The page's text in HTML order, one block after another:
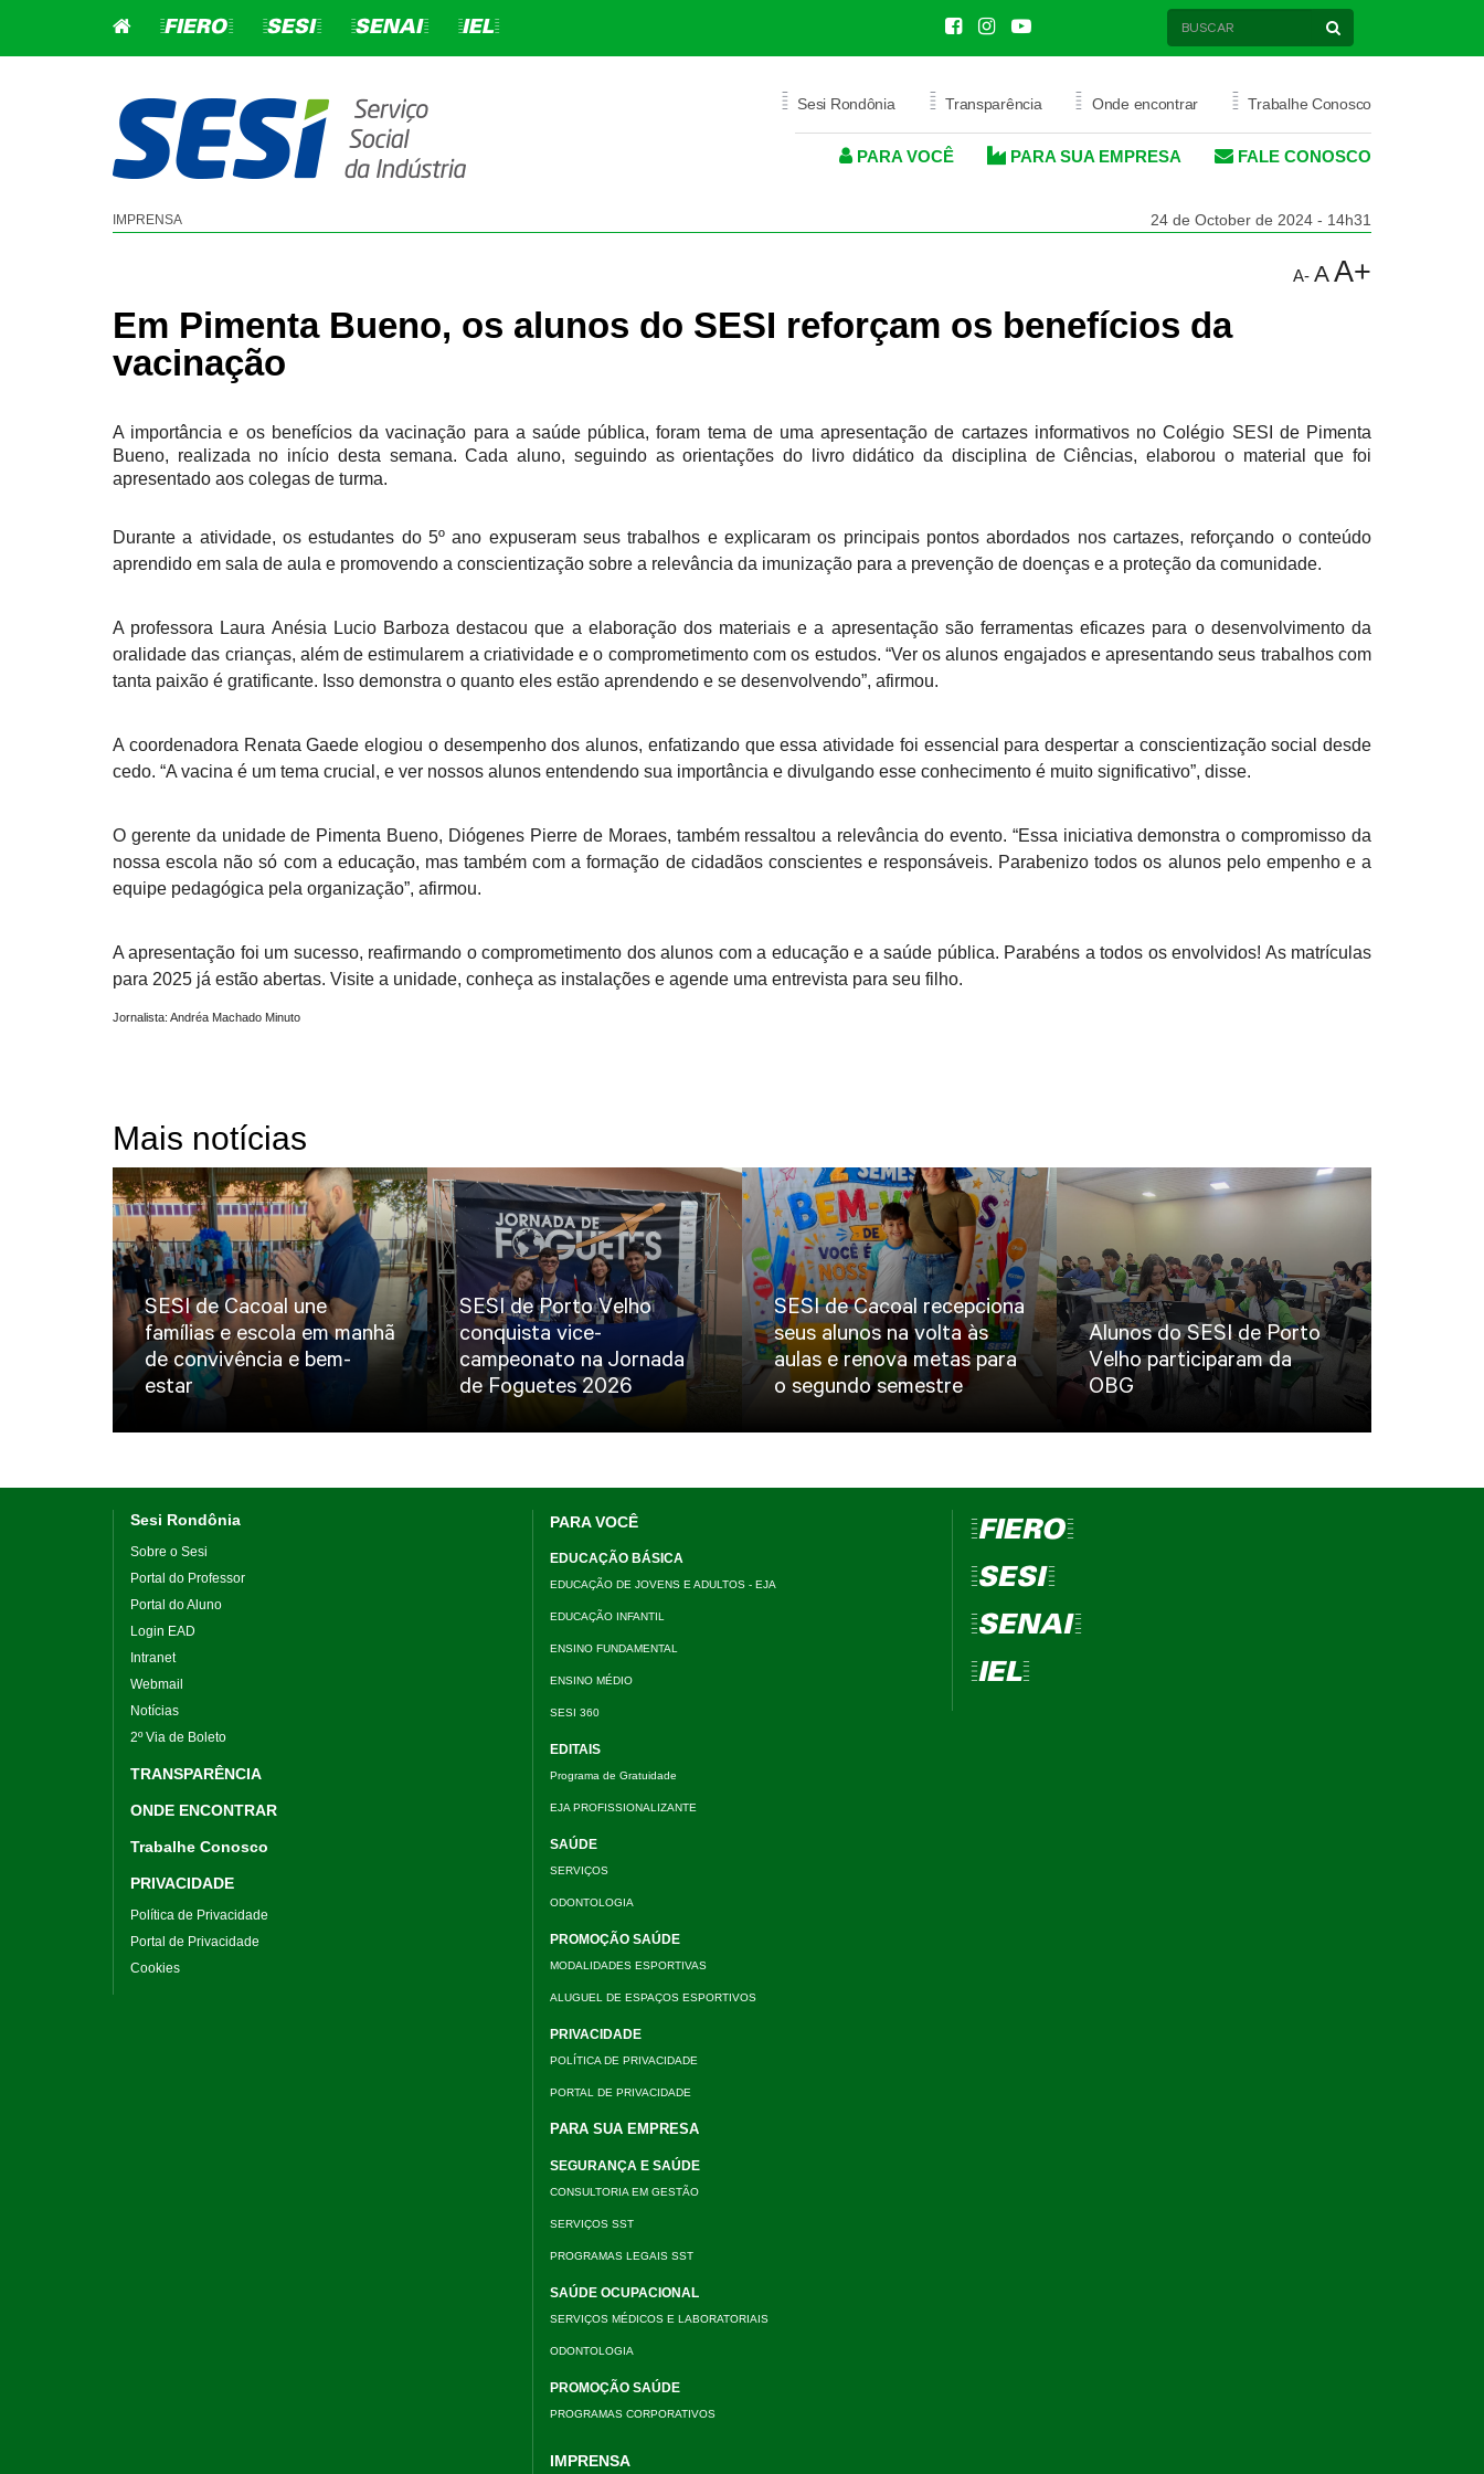
=FIERO= =SESI= =SENAI= =IEL=
= Sesi Rondônia = Transparência = Onde encontrar = Trabalhe Conosco
PARA VOCÊ
EDUCAÇÃO INFANTIL
SESI 360
ESPORTIVOS
PORTAL DE PRIVACIDADE
PARA SUA EMPRESA
PROGRAMAS LEGAIS SST
ODONTOLOGIA
FALE CONOSCO
IMPRENSA 24 de October de 2024 - 14h31
A- AA+
Em Pimenta Bueno, os alunos do SESI reforçam os benefícios da
vacinação
A importância e os benefícios da vacinação para a saúde pública, foram tema de uma apresentação de cartazes informativos no Colégio SESI de Pimenta
Bueno, realizada no início desta semana. Cada aluno, seguindo as orientações do livro didático da disciplina de Ciências, elaborou o material que foi
apresentado aos colegas de turma.
Durante a atividade, os estudantes do 5º ano expuseram seus trabalhos e explicaram os principais pontos abordados nos cartazes, reforçando o conteúdo
aprendido em sala de aula e promovendo a conscientização sobre a relevância da imunização para a prevenção de doenças e a proteção da comunidade.
A professora Laura Anésia Lucio Barboza destacou que a elaboração dos materiais e a apresentação são ferramentas eficazes para o desenvolvimento da
oralidade das crianças, além de estimularem a criatividade e o comprometimento com os estudos. “Ver os alunos engajados e apresentando seus trabalhos com
tanta paixão é gratificante. Isso demonstra o quanto eles estão aprendendo e se desenvolvendo”, afirmou.
A coordenadora Renata Gaede elogiou o desempenho dos alunos, enfatizando que essa atividade foi essencial para despertar a conscientização social desde
cedo. “A vacina é um tema crucial, e ver nossos alunos entendendo sua importância e divulgando esse conhecimento é muito significativo”, disse.
O gerente da unidade de Pimenta Bueno, Diógenes Pierre de Moraes, também ressaltou a relevância do evento. “Essa iniciativa demonstra o compromisso da
nossa escola não só com a educação, mas também com a formação de cidadãos conscientes e responsáveis. Parabenizo todos os alunos pelo empenho e a
equipe pedagógica pela organização”, afirmou.
A apresentação foi um sucesso, reafirmando o comprometimento dos alunos com a educação e a saúde pública. Parabéns a todos os envolvidos! As matrículas
para 2025 já estão abertas. Visite a unidade, conheça as instalações e agende uma entrevista para seu filho.
Jornalista: Andréa Machado Minuto
Mais notícias
SESI de Cacoal une
famílias e escola em manhã
de convivência e bem-
estar
SESI de Porto Velho
conquista vice-
campeonato na Jornada
de Foguetes 2026
SESI de Cacoal recepciona
seus alunos na volta às
aulas e renova metas para
o segundo semestre
Alunos do SESI de Porto
Velho participaram da
OBG
Sesi Rondônia
Sobre o Sesi
Portal do Professor
Portal do Aluno
Login EAD
Intranet
Webmail
Notícias
2º Via de Boleto
TRANSPARÊNCIA
ONDE ENCONTRAR
Trabalhe Conosco
PRIVACIDADE
Política de Privacidade
Portal de Privacidade
Cookies
PARA VOCÊ
EDUCAÇÃO BÁSICA
EDUCAÇÃO DE JOVENS E ADULTOS - EJA
EDUCAÇÃO INFANTIL
ENSINO FUNDAMENTAL
ENSINO MÉDIO
SESI 360
EDITAIS
Programa de Gratuidade
EJA PROFISSIONALIZANTE
SAÚDE
SERVIÇOS
ODONTOLOGIA
PROMOÇÃO SAÚDE
MODALIDADES ESPORTIVAS
ALUGUEL DE ESPAÇOS ESPORTIVOS
PRIVACIDADE
POLÍTICA DE PRIVACIDADE
PORTAL DE PRIVACIDADE
PARA SUA EMPRESA
SEGURANÇA E SAÚDE
CONSULTORIA EM GESTÃO
SERVIÇOS SST
PROGRAMAS LEGAIS SST
SAÚDE OCUPACIONAL
SERVIÇOS MÉDICOS E LABORATORIAIS
ODONTOLOGIA
PROMOÇÃO SAÚDE
PROGRAMAS CORPORATIVOS
IMPRENSA
=FIERO=
=SESI=
=SENAI=
=IEL=